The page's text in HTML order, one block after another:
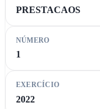
PRESTACAOS
NÚMERO
1
EXERCÍCIO
2022